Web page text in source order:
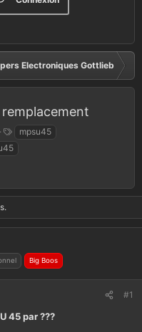
Electroniques Gottlieb
a
g
mpsu45
Big Boos
#1
45 par ???